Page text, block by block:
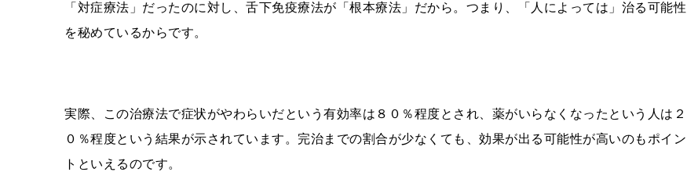
「対症療法」だったのに対し、舌下免疫療法が「根本療法」だから。つまり、「人によっては」治る可能性
を秘めているからです。
実際、この治療法で症状がやわらいだという有効率は８０％程度とされ、薬がいらなくなったという人は２
０％程度という結果が示されています。完治までの割合が少なくても、効果が出る可能性が高いのもポイン
トといえるのです。